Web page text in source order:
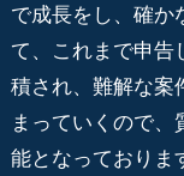
で成長をし、確か
て、これまで申告
積され、難解な案
まっていくので
能となっておりま